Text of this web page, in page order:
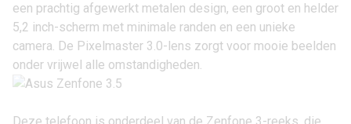
een prachtig afgewerkt metalen design, een groot en helder
5,2 inch-scherm met minimale randen en een unieke
camera. De Pixelmaster 3.0-lens zorgt voor mooie beelden
onder vrijwel alle omstandigheden.